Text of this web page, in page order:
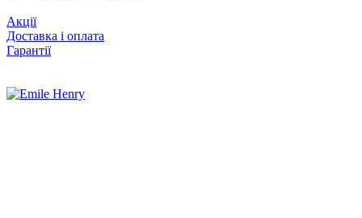
Акції
Доставка і оплата
Гарантії